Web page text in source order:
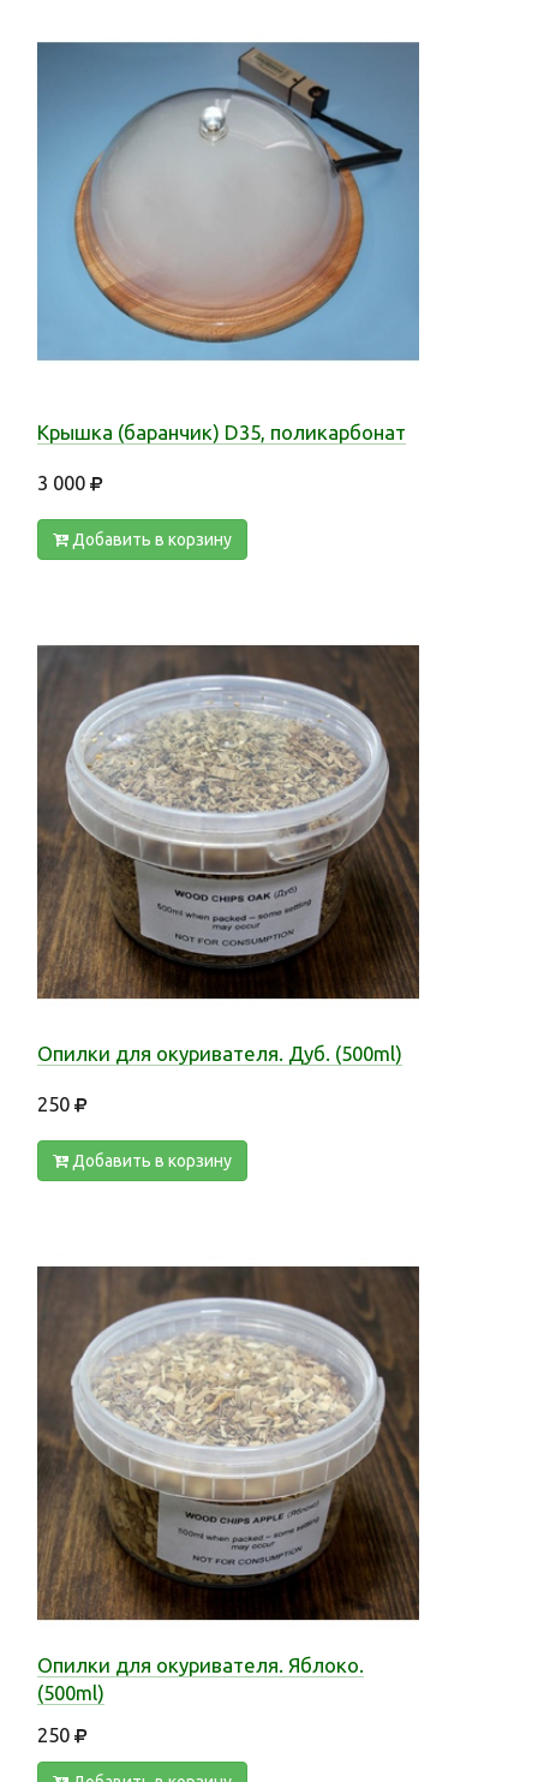
Крышка (баранчик) D35, поликарбонат
3 000
Добавить в корзину
Опилки для окуривателя. Дуб. (500ml)
250
Добавить в корзину
Опилки для окуривателя. Яблоко.
(500ml)
250